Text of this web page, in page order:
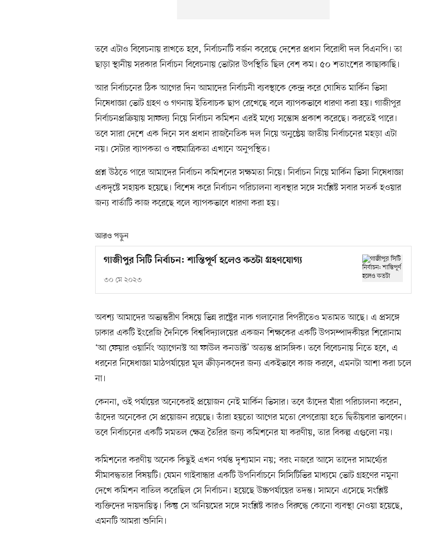
তবে এটাও বিবেচনায় রাখতে হবে, নির্বাচনটি বর্জন করেছে দেশের প্রধান বিরোধী দল বিএনপি। তা
ছাড়া স্থানীয় সরকার নির্বাচন বিবেচনায় ভোটার উপস্থিতি ছিল বেশ কম। ৫০ শতাংশের কাছাকাছি।
আর নির্বাচনের ঠিক আগের দিন আমাদের নির্বাচনী ব্যবস্থাকে কেন্দ্র করে ঘোষিত মার্কিন ভিসা
নিষেধাজ্ঞা ভোট গ্রহণ ও গণনায় ইতিবাচক ছাপ রেখেছে বলে ব্যাপকভাবে ধারণা করা হয়। গাজীপুর
নির্বাচনপ্রক্রিয়ায় সাফল্য নিয়ে নির্বাচন কমিশন এরই মধ্যে সন্তোষ প্রকাশ করেছে। করতেই পারে।
তবে সারা দেশে এক দিনে সব প্রধান রাজনৈতিক দল নিয়ে অনুষ্ঠেয় জাতীয় নির্বাচনের মহড়া এটা
নয়। সেটার ব্যাপকতা ও বহুমাত্রিকতা এখানে অনুপস্থিত।
প্রশ্ন উঠতে পারে আমাদের নির্বাচন কমিশনের সক্ষমতা নিয়ে। নির্বাচন নিয়ে মার্কিন ভিসা নিষেধাজ্ঞা
একদৃষ্টে সহায়ক হয়েছে। বিশেষ করে নির্বাচন পরিচালনা ব্যবস্থার সঙ্গে সংশ্লিষ্ট সবার সতর্ক হওয়ার
জন্য বার্তাটি কাজ করেছে বলে ব্যাপকভাবে ধারণা করা হয়।
আরও পড়ুন
গাজীপুর সিটি নির্বাচন: শান্তিপূর্ণ হলেও কতটা গ্রহণযোগ্য
৩০ মে ২০২৩
অবশ্য আমাদের অভ্যন্তরীণ বিষয়ে ভিন্ন রাষ্ট্রের নাক গলানোর বিপরীতেও মতামত আছে। এ প্রসঙ্গে
ঢাকার একটি ইংরেজি দৈনিকে বিশ্ববিদ্যালয়ের একজন শিক্ষকের একটি উপসম্পাদকীয়র শিরোনাম
‘আ ফেয়ার ওয়ার্নিং অ্যাগেনস্ট আ ফাউল কনডাক্ট’ অত্যন্ত প্রাসঙ্গিক। তবে বিবেচনায় নিতে হবে, এ
ধরনের নিষেধাজ্ঞা মাঠপর্যায়ের মূল ক্রীড়নকদের জন্য একইভাবে কাজ করবে, এমনটা আশা করা চলে
না।
কেননা, ওই পর্যায়ের অনেকেরই প্রয়োজন নেই মার্কিন ভিসার। তবে তাঁদের যাঁরা পরিচালনা করেন,
তাঁদের অনেকের সে প্রয়োজন রয়েছে। তাঁরা হয়তো আগের মতো বেপরোয়া হতে দ্বিতীয়বার ভাববেন।
তবে নির্বাচনের একটি সমতল ক্ষেত্র তৈরির জন্য কমিশনের যা করণীয়, তার বিকল্প এগুলো নয়।
কমিশনের করণীয় অনেক কিছুই এখন পর্যন্ত দৃশ্যমান নয়; বরং নজরে আসে তাদের সামর্থ্যের
সীমাবদ্ধতার বিষয়টি। যেমন গাইবান্ধার একটি উপনির্বাচনে সিসিটিভির মাধ্যমে ভোট গ্রহণের নমুনা
দেখে কমিশন বাতিল করেছিল সে নির্বাচন। হয়েছে উচ্চপর্যায়ের তদন্ত। সামনে এসেছে সংশ্লিষ্ট
ব্যক্তিদের দায়দায়িত্ব। কিন্তু সে অনিয়মের সঙ্গে সংশ্লিষ্ট কারও বিরুদ্ধে কোনো ব্যবস্থা নেওয়া হয়েছে,
এমনটি আমরা শুনিনি।